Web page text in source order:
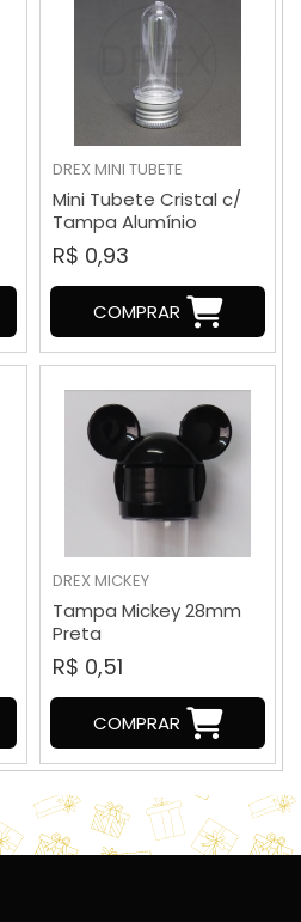
DREX MINI TUBETE
Mini Tubete Cristal c/
Tampa Alumínio
R$ 0,93
COMPRAR
DREX MICKEY
Tampa Mickey 28mm
Preta
R$ 0,51
COMPRAR